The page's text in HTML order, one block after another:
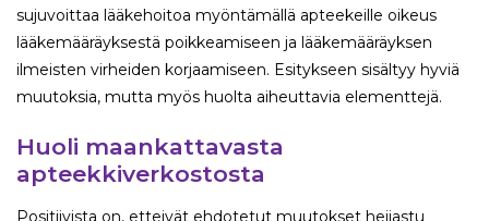
sujuvoittaa lääkehoitoa myöntämällä apteekeille oikeus
lääkemääräyksestä poikkeamiseen ja lääkemääräyksen
ilmeisten virheiden korjaamiseen. Esitykseen sisältyy hyviä
muutoksia, mutta myös huolta aiheuttavia elementtejä.
Huoli maankattavasta
apteekkiverkostosta
Positiivista on, etteivät ehdotetut muutokset heijastu